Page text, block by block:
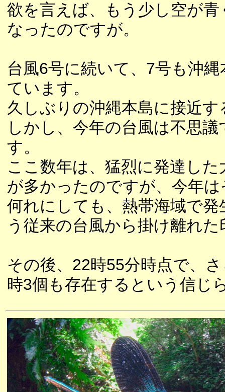
欲を言えば、もう少し空が
なったのですが。
台風6号に続いて、7号も沖
ています。
久しぶりの沖縄本島に接近す
しかし、今年の台風は不思
す。
ここ数年は、猛烈に発達し
が多かったのですが、今年
何れにしても、熱帯海域で
う従来の台風から掛け離れ
その後、22時55分時点で、
時3個も存在するという信じ